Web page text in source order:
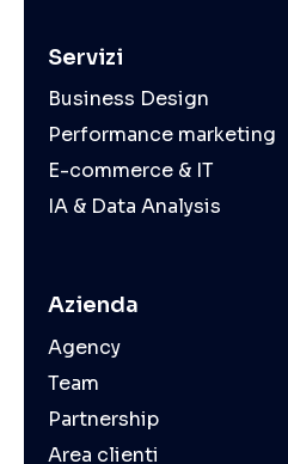
Servizi
Business Design
Performance marketing
E-commerce & IT
IA & Data Analysis
Azienda
Agency
Team
Partnership
Area clienti